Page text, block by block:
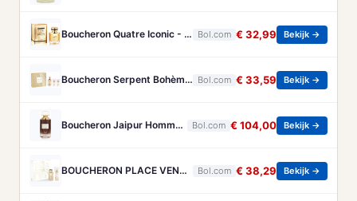
Boucheron Quatre Iconic - 50 ml - eau de parfum spray - damesparfum Bol.com € 32,99 Bekijk →
Boucheron Serpent Bohème Gift Set 50ml Eau de Parfum + 50ml Bath & Shower Gel + 50ml Body Lotion - Geschenkset Bol.com € 33,59 Bekijk →
Boucheron Jaipur Homme Eau de Parfum 100ml Spray Bol.com € 104,00 Bekijk →
BOUCHERON PLACE VENDOME GESCHENKSET Bol.com € 38,29 Bekijk →